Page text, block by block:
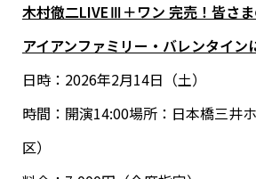
木村徹二LIVEⅢ＋ワン 完売！皆さ
アイアンファミリー・バレンタイン
日時：2026年2月14日（土）
時間：開演14:00場所：日本橋三井
区）